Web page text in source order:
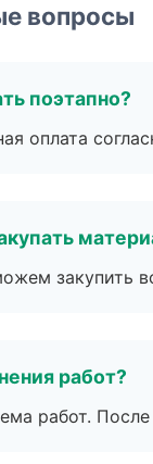
вопросы
поэтапно?
оплата
закупить
работ?
работ.